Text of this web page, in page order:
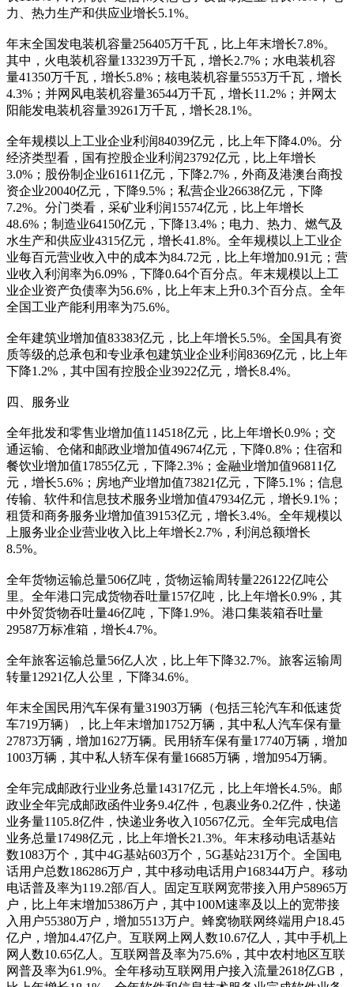
力、热力生产和供应业增长5.1%。
年末全国发电装机容量256405万千瓦，比上年末增长7.8%。
其中，火电装机容量133239万千瓦，增长2.7%；水电装机容
量41350万千瓦，增长5.8%；核电装机容量5553万千瓦，增长
4.3%；并网风电装机容量36544万千瓦，增长11.2%；并网太
阳能发电装机容量39261万千瓦，增长28.1%。
全年规模以上工业企业利润84039亿元，比上年下降4.0%。分
经济类型看，国有控股企业利润23792亿元，比上年增长
3.0%；股份制企业61611亿元，下降2.7%，外商及港澳台商投
资企业20040亿元，下降9.5%；私营企业26638亿元，下降
7.2%。分门类看，采矿业利润15574亿元，比上年增长
48.6%；制造业64150亿元，下降13.4%；电力、热力、燃气及
水生产和供应业4315亿元，增长41.8%。全年规模以上工业企
业每百元营业收入中的成本为84.72元，比上年增加0.91元；营
业收入利润率为6.09%，下降0.64个百分点。年末规模以上工
业企业资产负债率为56.6%，比上年末上升0.3个百分点。全年
全国工业产能利用率为75.6%。
全年建筑业增加值83383亿元，比上年增长5.5%。全国具有资
质等级的总承包和专业承包建筑业企业利润8369亿元，比上年
下降1.2%，其中国有控股企业3922亿元，增长8.4%。
四、服务业
全年批发和零售业增加值114518亿元，比上年增长0.9%；交
通运输、仓储和邮政业增加值49674亿元，下降0.8%；住宿和
餐饮业增加值17855亿元，下降2.3%；金融业增加值96811亿
元，增长5.6%；房地产业增加值73821亿元，下降5.1%；信息
传输、软件和信息技术服务业增加值47934亿元，增长9.1%；
租赁和商务服务业增加值39153亿元，增长3.4%。全年规模以
上服务业企业营业收入比上年增长2.7%，利润总额增长
8.5%。
全年货物运输总量506亿吨，货物运输周转量226122亿吨公
里。全年港口完成货物吞吐量157亿吨，比上年增长0.9%，其
中外贸货物吞吐量46亿吨，下降1.9%。港口集装箱吞吐量
29587万标准箱，增长4.7%。
全年旅客运输总量56亿人次，比上年下降32.7%。旅客运输周
转量12921亿人公里，下降34.6%。
年末全国民用汽车保有量31903万辆（包括三轮汽车和低速货
车719万辆），比上年末增加1752万辆，其中私人汽车保有量
27873万辆，增加1627万辆。民用轿车保有量17740万辆，增加
1003万辆，其中私人轿车保有量16685万辆，增加954万辆。
全年完成邮政行业业务总量14317亿元，比上年增长4.5%。邮
政业全年完成邮政函件业务9.4亿件，包裹业务0.2亿件，快递
业务量1105.8亿件，快递业务收入10567亿元。全年完成电信
业务总量17498亿元，比上年增长21.3%。年末移动电话基站
数1083万个，其中4G基站603万个，5G基站231万个。全国电
话用户总数186286万户，其中移动电话用户168344万户。移动
电话普及率为119.2部/百人。固定互联网宽带接入用户58965万
户，比上年末增加5386万户，其中100M速率及以上的宽带接
入用户55380万户，增加5513万户。蜂窝物联网终端用户18.45
亿户，增加4.47亿户。互联网上网人数10.67亿人，其中手机上
网人数10.65亿人。互联网普及率为75.6%，其中农村地区互联
网普及率为61.9%。全年移动互联网用户接入流量2618亿GB，